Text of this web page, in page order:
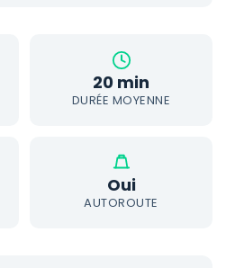
20 min
DURÉE MOYENNE
Oui
AUTOROUTE